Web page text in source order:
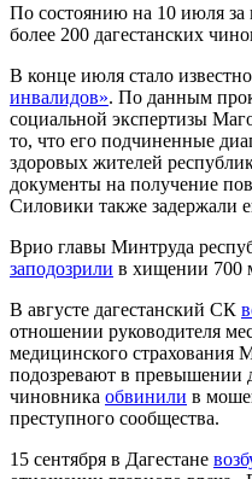
По состоянию на 10 июля
более 200 дагестанских
В конце июля стало
инвалидов». По данным
социальной экспертизы
то, что его подчиненные
здоровых жителей
документы на получение
Силовики также задержали
Врио главы Минтруда
заподозрили в хищении 700
В августе дагестанский СК
отношении руководителя
медицинского страхования
подозревают в превышении
чиновника обвинили в
преступного сообщества.
15 сентября в Дагестане